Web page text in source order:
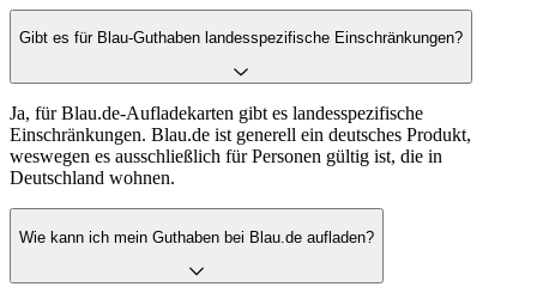
Gibt es für Blau-Guthaben landesspezifische Einschränkungen?
Ja, für Blau.de-Aufladekarten gibt es landesspezifische
Einschränkungen. Blau.de ist generell ein deutsches Produkt,
weswegen es ausschließlich für Personen gültig ist, die in
Deutschland wohnen.
Wie kann ich mein Guthaben bei Blau.de aufladen?